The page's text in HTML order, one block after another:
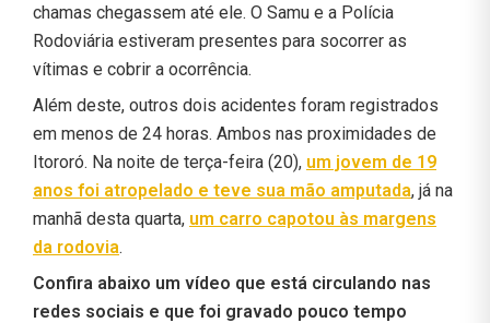
chamas chegassem até ele. O Samu e a Polícia
Rodoviária estiveram presentes para socorrer as
vítimas e cobrir a ocorrência.
Além deste, outros dois acidentes foram registrados
em menos de 24 horas. Ambos nas proximidades de
Itororó. Na noite de terça-feira (20), um jovem de 19
anos foi atropelado e teve sua mão amputada, já na
manhã desta quarta, um carro capotou às margens
da rodovia.
Confira abaixo um vídeo que está circulando nas
redes sociais e que foi gravado pouco tempo